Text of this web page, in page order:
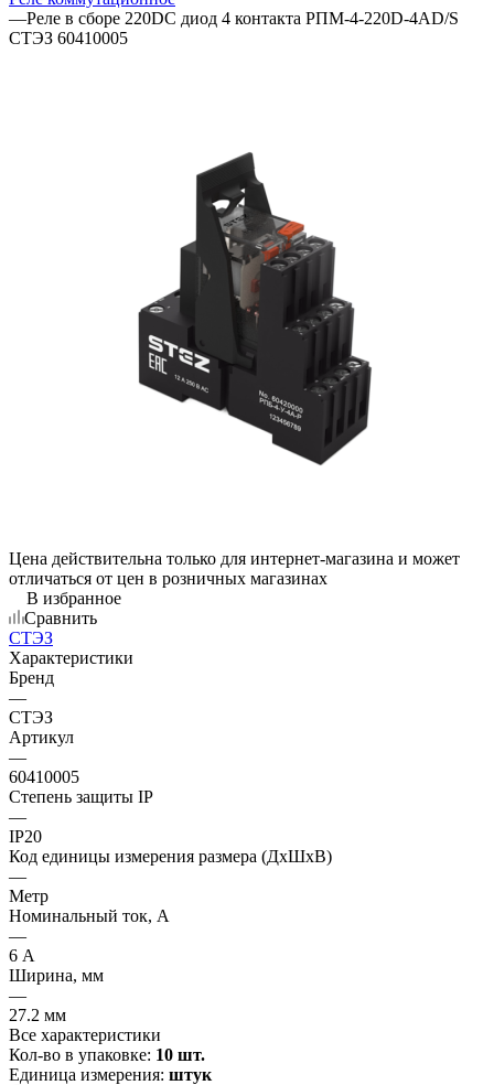
—Реле в сборе 220DС диод 4 контакта РПМ-4-220D-4AD/S
СТЭЗ 60410005
Цена действительна только для интернет-магазина и может
отличаться от цен в розничных магазинах
В избранное
Сравнить
СТЭЗ
Характеристики
Бренд
—
СТЭЗ
Артикул
—
60410005
Степень защиты IP
—
IP20
Код единицы измерения размера (ДхШхВ)
—
Метр
Номинальный ток, А
—
6 А
Ширина, мм
—
27.2 мм
Все характеристики
Кол-во в упаковке: 10 шт.
Единица измерения: штук